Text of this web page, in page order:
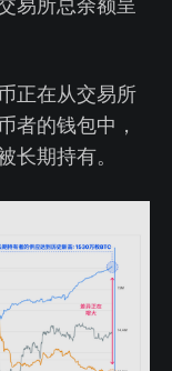
正在从交易所
者的钱包中，
期持有。